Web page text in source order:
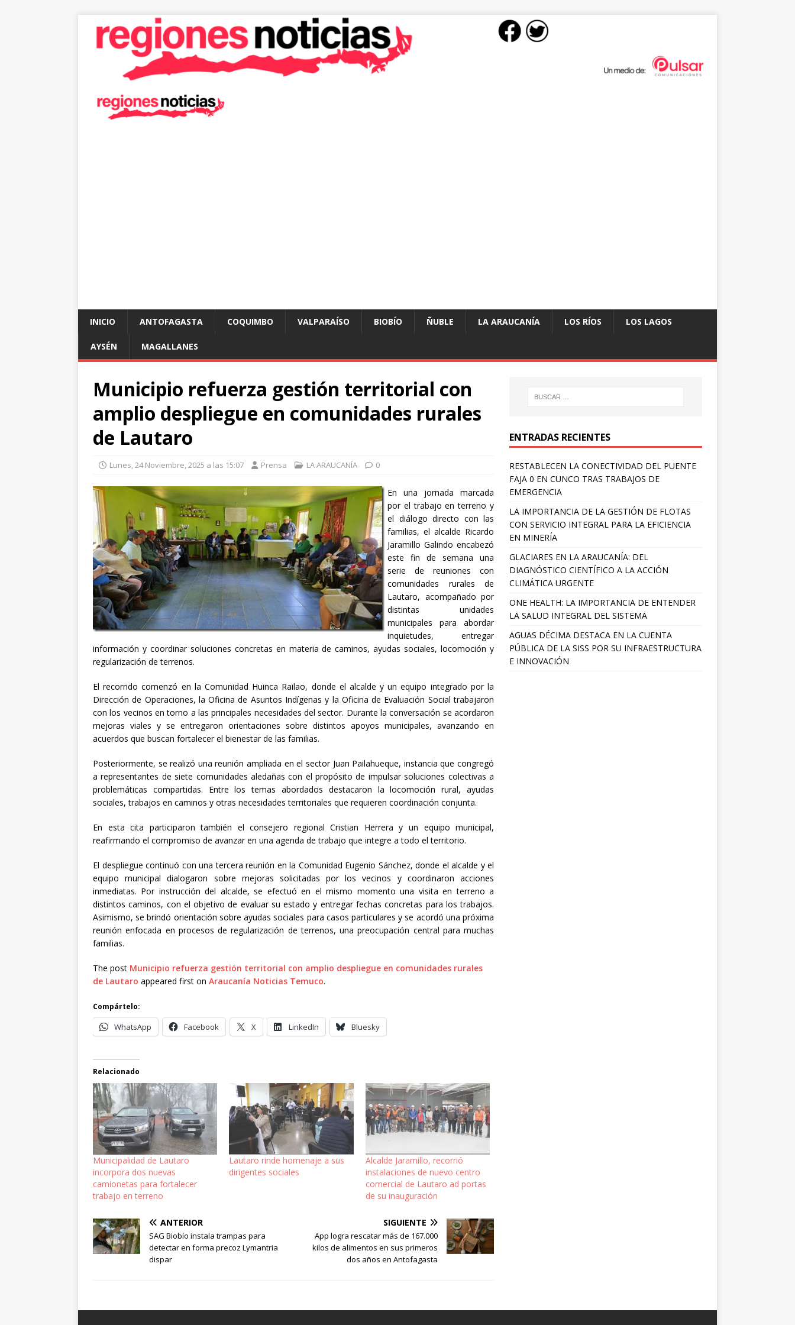
INICIO ANTOFAGASTA COQUIMBO VALPARAÍSO BIOBÍO ÑUBLE LA ARAUCANÍA LOS RÍOS LOS LAGOS
AYSÉN MAGALLANES
Municipio refuerza gestión territorial con
amplio despliegue en comunidades rurales
de Lautaro
Lunes, 24 Noviembre, 2025 a las 15:07 Prensa LA ARAUCANÍA 0
En una jornada marcada
por el trabajo en terreno y
el diálogo directo con las
familias, el alcalde Ricardo
Jaramillo Galindo encabezó
este fin de semana una
serie de reuniones con
comunidades rurales de
Lautaro, acompañado por
distintas unidades
municipales para abordar
inquietudes, entregar
información y coordinar soluciones concretas en materia de caminos, ayudas sociales, locomoción y
regularización de terrenos.
El recorrido comenzó en la Comunidad Huinca Railao, donde el alcalde y un equipo integrado por la
Dirección de Operaciones, la Oficina de Asuntos Indígenas y la Oficina de Evaluación Social trabajaron
con los vecinos en torno a las principales necesidades del sector. Durante la conversación se acordaron
mejoras viales y se entregaron orientaciones sobre distintos apoyos municipales, avanzando en
acuerdos que buscan fortalecer el bienestar de las familias.
Posteriormente, se realizó una reunión ampliada en el sector Juan Pailahueque, instancia que congregó
a representantes de siete comunidades aledañas con el propósito de impulsar soluciones colectivas a
problemáticas compartidas. Entre los temas abordados destacaron la locomoción rural, ayudas
sociales, trabajos en caminos y otras necesidades territoriales que requieren coordinación conjunta.
En esta cita participaron también el consejero regional Cristian Herrera y un equipo municipal,
reafirmando el compromiso de avanzar en una agenda de trabajo que integre a todo el territorio.
El despliegue continuó con una tercera reunión en la Comunidad Eugenio Sánchez, donde el alcalde y el
equipo municipal dialogaron sobre mejoras solicitadas por los vecinos y coordinaron acciones
inmediatas. Por instrucción del alcalde, se efectuó en el mismo momento una visita en terreno a
distintos caminos, con el objetivo de evaluar su estado y entregar fechas concretas para los trabajos.
Asimismo, se brindó orientación sobre ayudas sociales para casos particulares y se acordó una próxima
reunión enfocada en procesos de regularización de terrenos, una preocupación central para muchas
familias.
The post Municipio refuerza gestión territorial con amplio despliegue en comunidades rurales
de Lautaro appeared first on Araucanía Noticias Temuco.
Compártelo:
WhatsApp Facebook X LinkedIn Bluesky
Relacionado
Municipalidad de Lautaro
incorpora dos nuevas
camionetas para fortalecer
trabajo en terreno
Lautaro rinde homenaje a sus
dirigentes sociales
Alcalde Jaramillo, recorrió
instalaciones de nuevo centro
comercial de Lautaro ad portas
de su inauguración
ANTERIOR
SAG Biobío instala trampas para
detectar en forma precoz Lymantria
dispar
SIGUIENTE
App logra rescatar más de 167.000
kilos de alimentos en sus primeros
dos años en Antofagasta
ENTRADAS RECIENTES
RESTABLECEN LA CONECTIVIDAD DEL PUENTE
FAJA 0 EN CUNCO TRAS TRABAJOS DE
EMERGENCIA
LA IMPORTANCIA DE LA GESTIÓN DE FLOTAS
CON SERVICIO INTEGRAL PARA LA EFICIENCIA
EN MINERÍA
GLACIARES EN LA ARAUCANÍA: DEL
DIAGNÓSTICO CIENTÍFICO A LA ACCIÓN
CLIMÁTICA URGENTE
ONE HEALTH: LA IMPORTANCIA DE ENTENDER
LA SALUD INTEGRAL DEL SISTEMA
AGUAS DÉCIMA DESTACA EN LA CUENTA
PÚBLICA DE LA SISS POR SU INFRAESTRUCTURA
E INNOVACIÓN